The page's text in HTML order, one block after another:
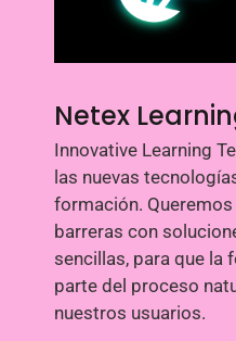
Netex
Innovative Learning
las nuevas
formación.
barreras con
sencillas, para que la
parte del proceso
nuestros usuarios.